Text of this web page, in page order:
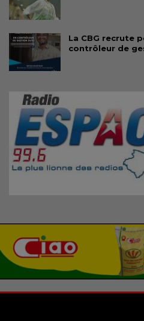
La CBG recrute
contrôleur de